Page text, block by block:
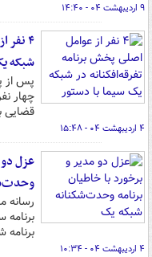
۹ اردیبهشت ۰۴ - ۱۴:۴۰
۴
شبکه
پس از
چهار
قضایی
۴ اردیبهشت ۰۴ - ۱۵:۴۸
عزل دو
برنامه
۴ اردیبهشت ۰۴ - ۱۰:۳۴